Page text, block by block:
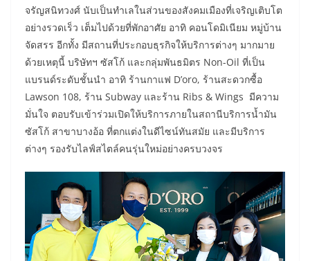
จรัญสนิทวงศ์ นับเป็นทำเลในส่วนของสังคมเมืองที่เจริญเติบโต
อย่างรวดเร็ว เต็มไปด้วยที่พักอาศัย อาทิ คอนโดมิเนียม หมู่บ้าน
จัดสรร อีกทั้ง มีสถานที่ประกอบธุรกิจให้บริการต่างๆ มากมาย
ด้วยเหตุนี้ บริษัทฯ ซัสโก้ และกลุ่มพันธมิตร Non-Oil ที่เป็น
แบรนด์ระดับชั้นนำ อาทิ ร้านกาแฟ D’oro, ร้านสะดวกซื้อ
Lawson 108, ร้าน Subway และร้าน Ribs & Wings มีความ
มั่นใจ ตอบรับเข้าร่วมเปิดให้บริการภายในสถานีบริการน้ำมัน
ซัสโก้ สาขาบางอ้อ ที่ตกแต่งในดีไซน์ทันสมัย และมีบริการ
ต่างๆ รองรับไลฟ์สไตล์คนรุ่นใหม่อย่างครบวงจร